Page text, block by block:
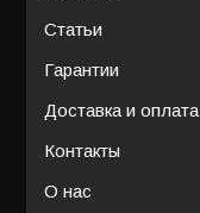
Статьи
Гарантии
Доставка и оплата
Контакты
О нас